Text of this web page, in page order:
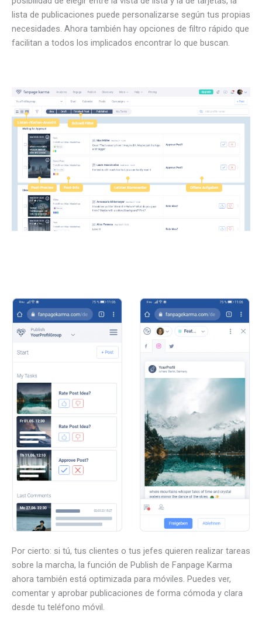
lista de publicaciones puede personalizarse según tus propias
necesidades. Ahora también hay opciones de filtro rápido que
facilitan a todos los implicados encontrar lo que buscan.
Por cierto: si tú, tus clientes o tus jefes quieren realizar tareas
sobre la marcha, la función de Publish de Fanpage Karma
ahora también está optimizada para móviles. Puedes ver,
comentar y aprobar publicaciones de forma cómoda y clara
desde tu teléfono móvil.